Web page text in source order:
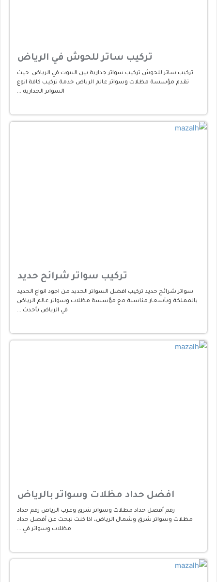
تركيب ساتر للحوش في الرياض
تركيب ساتر للحوش تركيب سواتر جدارية بين البيوت في الرياض حيث
تقدم مؤسسة مظلات وسواتر عالم الرياض خدمة تركيب كافة انوع
السواتر الجدارية …
تركيب سواتر شرائح حديد
سواتر شرائح حديد تركيب افضل السواتر الحديد من اجود انواع الحديد
بالمملكة وبأسعار مناسبة مع مؤسسة مظلات وسواتر عالم الرياض
في الرياض بأحدث …
افضل حداد مظلات وسواتر بالرياض
رقم أفضل حداد مظلات وسواتر شرق وغرب الرياض رقم حداد
مظلات وسواتر شرق وشمال الرياض، اذا كنت تبحث عن أفضل حداد
مظلات وسواتر في …